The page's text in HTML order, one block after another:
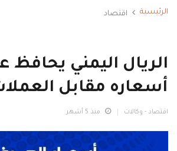
الرئيسية اقتصاد
الريال اليمني
أسعاره مقابل
اقتصاد - وكالات منذ 5 أشهر